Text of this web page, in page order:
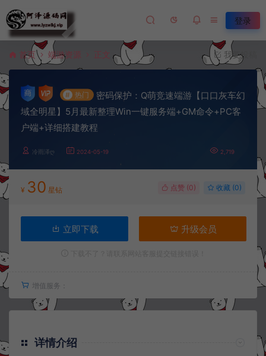
登录
首页 端游资源 正文 我要投稿
# 热门
密码保护：Q萌竞速端游【口口灰车幻
域全明星】5月最新整理Win一键服务端+GM命令+PC客
户端+详细搭建教程
冷雨泽ღ 2024-05-19 2,719
¥ 30 星钻 点赞 (0) 收藏 (0)
立即下载 升级会员
增值服务：
详情介绍